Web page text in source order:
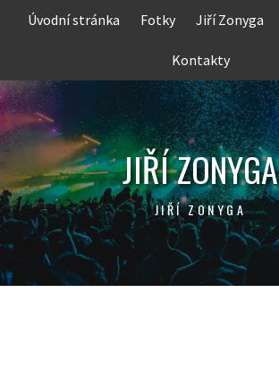
Úvodní stránka Fotky Jiří Zonyga
Kontakty
JIŘÍ ZONYGA
JIŘÍ ZONYGA